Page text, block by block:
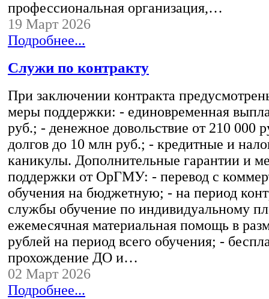
профессиональная организация,…
19 Март 2026
Подробнее...
Служи по контракту
При заключении контракта
меры поддержки: - единовременная
руб.; - денежное довольствие от 210 000
долгов до 10 млн руб.; - кредитные и
каникулы. Дополнительные гарантии и
поддержки от ОрГМУ: - перевод с
обучения на бюджетную; - на период
службы обучение по индивидуальному
ежемесячная материальная помощь в
рублей на период всего обучения; -
прохождение ДО и…
02 Март 2026
Подробнее...